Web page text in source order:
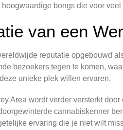
bongs die voor
van een
reputatie opgebouwd
bezoekers tegen te komen,
unieke plek willen ervaren.
Area wordt verder versterkt
cannabiskenner
ervaring die je niet wilt